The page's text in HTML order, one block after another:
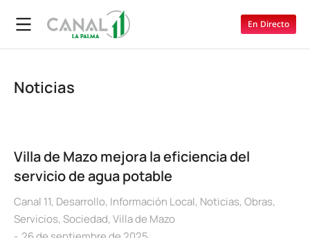
En Directo
Noticias
Villa de Mazo mejora la eficiencia del
servicio de agua potable
Canal 11, Desarrollo, Información Local, Noticias, Obras,
Servicios, Sociedad, Villa de Mazo